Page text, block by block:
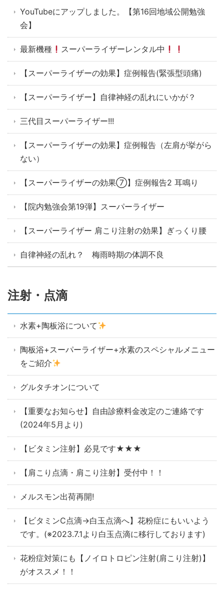
YouTubeにアップしました。【第16回地域公開勉強
会】
最新機種 スーパーライザーレンタル中
【スーパーライザーの効果】症例報告(緊張型頭痛)
【スーパーライザー】自律神経の乱れにいかが？
三代目スーパーライザー!!!
【スーパーライザーの効果】症例報告（左肩が挙がら
ない）
【スーパーライザーの効果⑦】症例報告2 耳鳴り
【院内勉強会第19弾】スーパーライザー
【スーパーライザー 肩こり注射の効果】ぎっくり腰
自律神経の乱れ？ 梅雨時期の体調不良
注射・点滴
水素+陶板浴について
陶板浴+スーパーライザー+水素のスペシャルメニュー
をご紹介
グルタチオンについて
【重要なお知らせ】自由診療料金改定のご連絡です
(2024年5月より)
【ビタミン注射】必見です★★★
【肩こり点滴・肩こり注射】受付中！！
メルスモン出荷再開!
【ビタミンC点滴→白玉点滴へ】花粉症にもいいよう
です。(※2023.7.1より白玉点滴に移行しております)
花粉症対策にも【ノイロトロピン注射(肩こり注射)】
がオススメ！！